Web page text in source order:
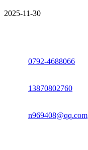
2025-11-30
0792-4688066
13870802760
n969408@qq.com